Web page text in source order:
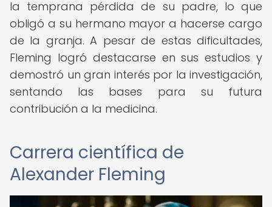
la temprana pérdida de su padre, lo que
obligó a su hermano mayor a hacerse cargo
de la granja. A pesar de estas dificultades,
Fleming logró destacarse en sus estudios y
demostró un gran interés por la investigación,
sentando las bases para su futura
contribución a la medicina.
Carrera científica de
Alexander Fleming